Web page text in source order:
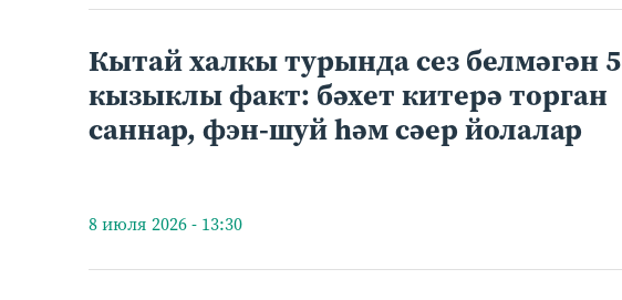
Кытай халкы турында сез белмәгән 5
кызыклы факт: бәхет китерә торган
саннар, фэн-шуй һәм сәер йолалар
8 июля 2026 - 13:30